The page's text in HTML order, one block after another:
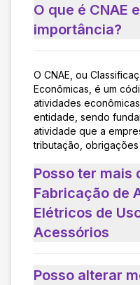
O que é CNAE
importância?
O CNAE, ou
Econômicas, é um
atividades
entidade, sendo
atividade que a
tributação,
Posso ter mais
Fabricação de
Elétricos de
Acessórios
Posso alterar